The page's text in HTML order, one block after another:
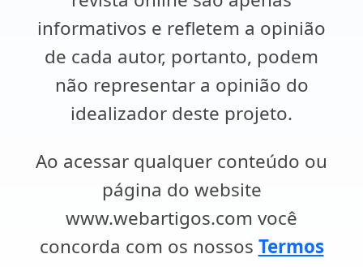
informativos e refletem a opinião
de cada autor, portanto, podem
não representar a opinião do
idealizador deste projeto.
Ao acessar qualquer conteúdo ou
página do website
www.webartigos.com você
concorda com os nossos Termos